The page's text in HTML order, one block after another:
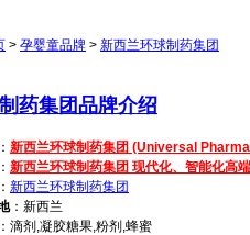
> 孕婴童品牌 > 新西兰环球制药集团
药集团品牌介绍
： 新西兰环球制药集团 (Universal
： 新西兰环球制药集团 现代化、智能化高
： 新西兰环球制药集团
：新西兰
：滴剂,凝胶糖果,粉剂,蜂蜜